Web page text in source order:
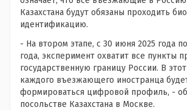
Казахстана будут обязаны проходить
идентификацию.
- На втором этапе, с 30 июня 2025 года
года, эксперимент охватит все пункты
государственную границу России. В
каждого въезжающего иностранца
формироваться цифровой профиль, -
посольстве Казахстана в Москве.